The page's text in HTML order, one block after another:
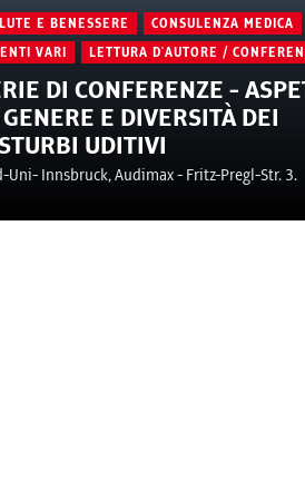
E BENESSERE CONSULENZA MEDICA
VARI LETTURA D'AUTORE /
DI CONFERENZE -
E DIVERSITÀ DEI
UDITIVI
Uni- Innsbruck, Audimax - Fritz-Pregl-Str. 3.